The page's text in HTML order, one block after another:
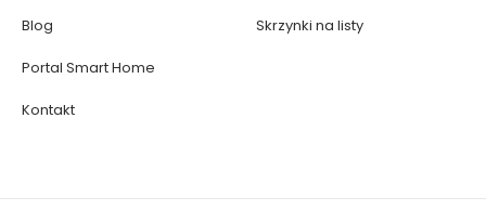
Blog
Portal Smart Home
Kontakt
Skrzynki na listy